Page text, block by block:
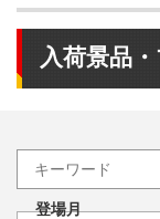
入荷景品
登場月